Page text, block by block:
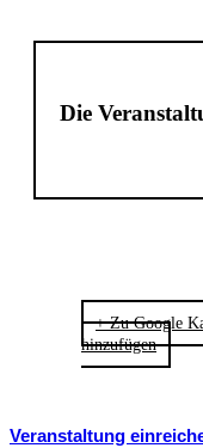
Die
+ Zu Google
hinzufügen
Veranstaltung